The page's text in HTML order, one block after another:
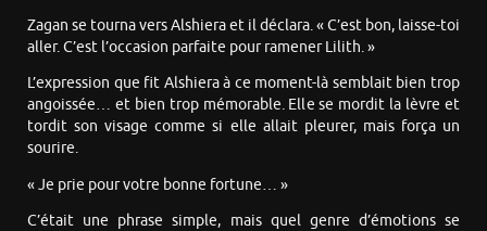
Zagan se tourna vers Alshiera et il déclara. « C’est bon, laisse-toi
aller. C’est l’occasion parfaite pour ramener Lilith. »
L’expression que fit Alshiera à ce moment-là semblait bien trop
angoissée… et bien trop mémorable. Elle se mordit la lèvre et
tordit son visage comme si elle allait pleurer, mais força un
sourire.
« Je prie pour votre bonne fortune… »
C’était une phrase simple, mais quel genre d’émotions se